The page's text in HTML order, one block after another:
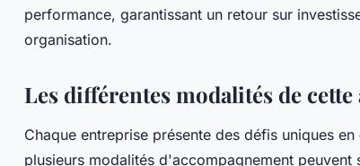
performance, garantissant un retour sur
organisation.
Les différentes modalités de
Chaque entreprise présente des défis uniques en
plusieurs modalités d'accompagnement